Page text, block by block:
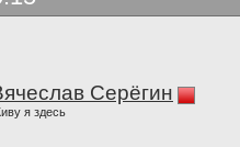
Серёгин
я здесь